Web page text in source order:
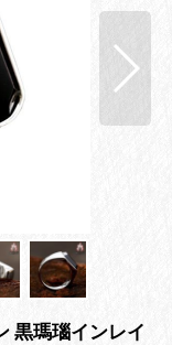
黒瑪瑙インレイ